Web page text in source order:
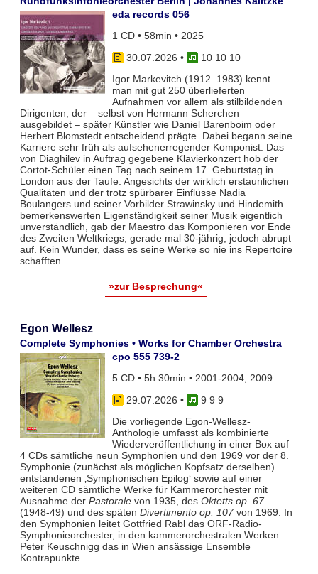
eda records 056
1 CD • 58min • 2025
30.07.2026 •
10 10 10
Igor Markevitch (1912–1983) kennt
man mit gut 250 überlieferten
Aufnahmen vor allem als stilbildenden
Dirigenten, der – selbst von Hermann Scherchen
ausgebildet – später Künstler wie Daniel Barenboim oder
Herbert Blomstedt entscheidend prägte. Dabei begann seine
Karriere sehr früh als aufsehenerregender Komponist. Das
von Diaghilev in Auftrag gegebene Klavierkonzert hob der
Cortot-Schüler einen Tag nach seinem 17. Geburtstag in
London aus der Taufe. Angesichts der wirklich erstaunlichen
Qualitäten und der trotz spürbarer Einflüsse Nadia
Boulangers und seiner Vorbilder Strawinsky und Hindemith
bemerkenswerten Eigenständigkeit seiner Musik eigentlich
unverständlich, gab der Maestro das Komponieren vor Ende
des Zweiten Weltkriegs, gerade mal 30-jährig, jedoch abrupt
auf. Kein Wunder, dass es seine Werke so nie ins Repertoire
schafften.
»zur Besprechung«
Egon Wellesz
Complete Symphonies • Works for Chamber Orchestra
cpo 555 739-2
5 CD • 5h 30min • 2001-2004, 2009
29.07.2026 •
9 9 9
Die vorliegende Egon-Wellesz-
Anthologie umfasst als kombinierte
Wiederveröffentlichung in einer Box auf
4 CDs sämtliche neun Symphonien und den 1969 vor der 8.
Symphonie (zunächst als möglichen Kopfsatz derselben)
entstandenen ‚Symphonischen Epilog‘ sowie auf einer
weiteren CD sämtliche Werke für Kammerorchester mit
Ausnahme der Pastoralevon 1935, des Oktetts op. 67
(1948-49) und des späten Divertimento op. 107von 1969. In
den Symphonien leitet Gottfried Rabl das ORF-Radio-
Symphonieorchester, in den kammerorchestralen Werken
Peter Keuschnigg das in Wien ansässige Ensemble
Kontrapunkte.